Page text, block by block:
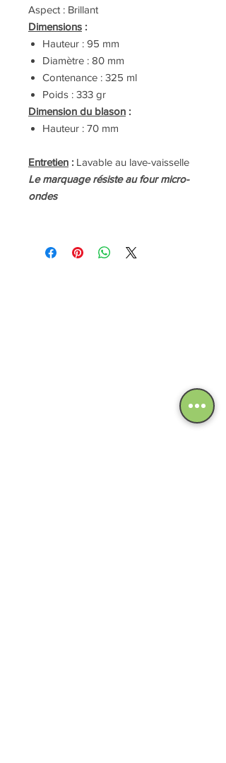
Aspect : Brillant
Dimensions :
Hauteur : 95 mm
Diamètre : 80 mm
Contenance : 325 ml
Poids : 333 gr
Dimension du blason :
Hauteur : 70 mm
Entretien : Lavable au lave-vaisselle
Le marquage résiste au four micro-
ondes